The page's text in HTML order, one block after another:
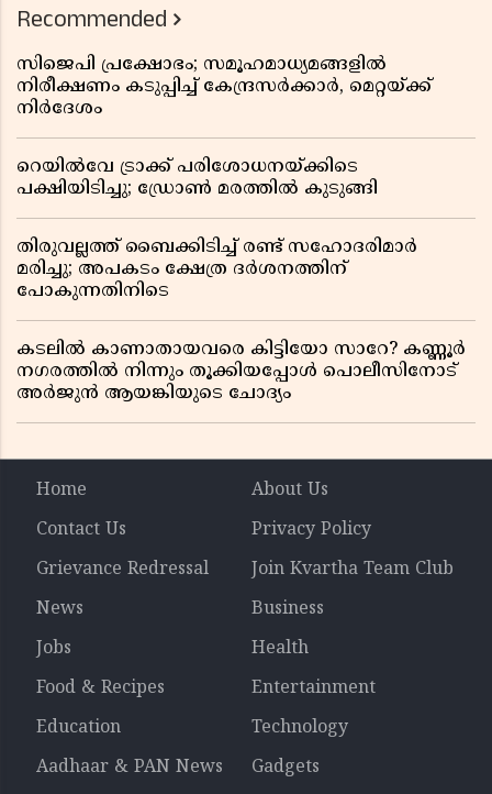
Recommended
സിജെപി പ്രക്ഷോഭം; സമൂഹമാധ്യമങ്ങളിൽ
നിരീക്ഷണം കടുപ്പിച്ച് കേന്ദ്രസർക്കാർ, മെറ്റയ്ക്ക്
നിർദേശം
റെയിൽവേ ട്രാക്ക് പരിശോധനയ്ക്കിടെ
പക്ഷിയിടിച്ചു; ഡ്രോൺ മരത്തിൽ കുടുങ്ങി
തിരുവല്ലത്ത് ബൈക്കിടിച്ച് രണ്ട് സഹോദരിമാർ
മരിച്ചു; അപകടം ക്ഷേത്ര ദർശനത്തിന്
പോകുന്നതിനിടെ
കടലിൽ കാണാതായവരെ കിട്ടിയോ സാറേ? കണ്ണൂർ
നഗരത്തിൽ നിന്നും തൂക്കിയപ്പോൾ പൊലീസിനോട്
അർജുൻ ആയങ്കിയുടെ ചോദ്യം
Home
About Us
Contact Us
Privacy Policy
Grievance Redressal
Join Kvartha Team Club
News
Business
Jobs
Health
Food & Recipes
Entertainment
Education
Technology
Aadhaar & PAN News
Gadgets